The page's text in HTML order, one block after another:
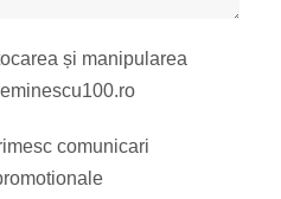
și manipularea
comunicari